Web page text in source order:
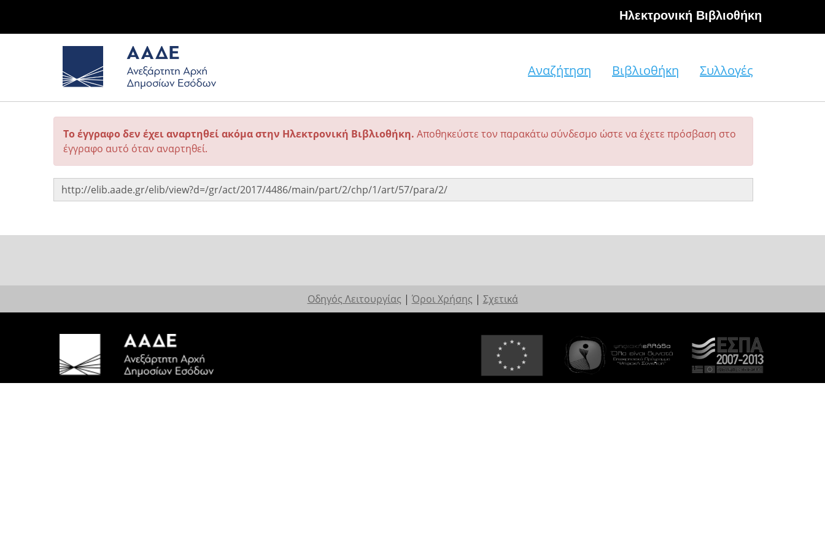
Hλεκτρονική Βιβλιοθήκη
Αναζήτηση Βιβλιοθήκη Συλλογές
Το έγγραφο δεν έχει αναρτηθεί ακόμα στην Ηλεκτρονική Βιβλιοθήκη. Αποθηκεύστε τον παρακάτω σύνδεσμο ώστε να έχετε πρόσβαση στο
έγγραφο αυτό όταν αναρτηθεί.
Οδηγός Λειτουργίας | Όροι Χρήσης | Σχετικά